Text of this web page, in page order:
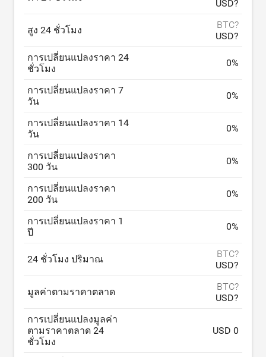
USD?
สูง 24 ชั่วโมง
BTC?
USD?
การเปลี่ยนแปลงราคา 24
ชั่วโมง
0%
การเปลี่ยนแปลงราคา 7
วัน
0%
การเปลี่ยนแปลงราคา 14
วัน
0%
การเปลี่ยนแปลงราคา
300 วัน
0%
การเปลี่ยนแปลงราคา
200 วัน
0%
การเปลี่ยนแปลงราคา 1
ปี
0%
24 ชั่วโมง ปริมาณ
BTC?
USD?
มูลค่าตามราคาตลาด
BTC?
USD?
การเปลี่ยนแปลงมูลค่า
ตามราคาตลาด 24
ชั่วโมง
USD 0